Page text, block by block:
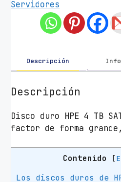
Servidores
Descripción
Descripción
Disco duro HPE 4 TB
factor de forma grande,
Contenido [
Los discos duros de